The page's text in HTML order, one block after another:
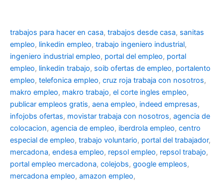
trabajos para hacer en casa, trabajos desde casa, sanitas
empleo, linkedin empleo, trabajo ingeniero industrial,
ingeniero industrial empleo, portal del empleo, portal
empleo, linkedin trabajo, soib ofertas de empleo, portalento
empleo, telefonica empleo, cruz roja trabaja con nosotros,
makro empleo, makro trabajo, el corte ingles empleo,
publicar empleos gratis, aena empleo, indeed empresas,
infojobs ofertas, movistar trabaja con nosotros, agencia de
colocacion, agencia de empleo, iberdrola empleo, centro
especial de empleo, trabajo voluntario, portal del trabajador,
mercadona, endesa empleo, repsol empleo, repsol trabajo,
portal empleo mercadona, colejobs, google empleos,
mercadona empleo, amazon empleo,